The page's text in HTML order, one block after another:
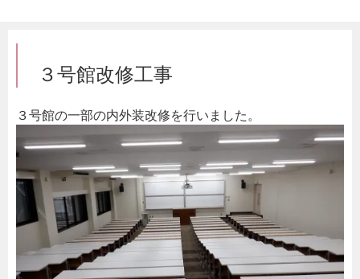
３号館改修工事
３号館の一部の内外装改修を行いました。